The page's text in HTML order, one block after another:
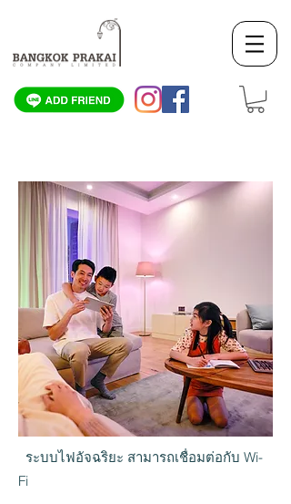
ระบบไฟอัจฉริยะ สามารถเชื่อมต่อกับ Wi-
Fi